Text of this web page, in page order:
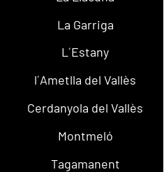
La Garriga
L´Estany
l´Ametlla del Vallès
Cerdanyola del Vallès
Montmeló
Tagamanent